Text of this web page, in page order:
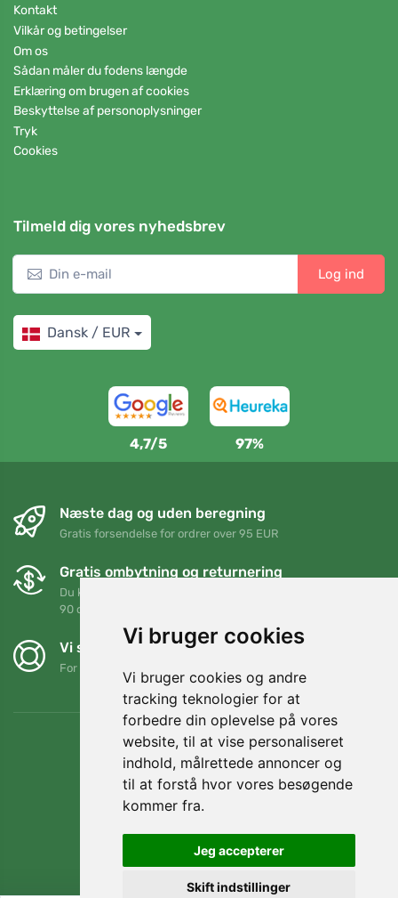
Vi bruger cookies
Vi bruger cookies og andre
tracking teknologier for at
forbedre din oplevelse på vores
website, til at vise personaliseret
indhold, målrettede annoncer og
til at forstå hvor vores besøgende
kommer fra.
Jeg accepterer
Skift indstillinger
Kontakt
Vilkår og betingelser
Om os
Sådan måler du fodens længde
Erklæring om brugen af cookies
Beskyttelse af personoplysninger
Tryk
Cookies
Tilmeld dig vores nyhedsbrev
Log ind
Dansk / EUR
4,7/5 97%
Næste dag og uden beregning
Gratis forsendelse for ordrer over 95 EUR
Gratis ombytning og returnering
Du kan returnere eller bytte din ordre når som helst inden for
90 dage
Vi støtter Trees.org
For hver ordre planter vi et træ! Læs mere